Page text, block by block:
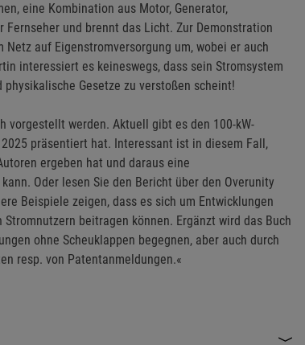
eine Kombination aus Motor, Generator,
und brennt das Licht. Zur Demonstration
auf Eigenstromversorgung um, wobei er auch
interessiert es keineswegs, dass sein Stromsystem
Gesetze zu verstoßen scheint!
vorgestellt werden. Aktuell gibt es den 100-kW-
präsentiert hat. Interessant ist in diesem Fall,
ergeben hat und daraus eine
Oder lesen Sie den Bericht über den Overunity
Beispiele zeigen, dass es sich um Entwicklungen
beitragen können. Ergänzt wird das Buch
ohne Scheuklappen begegnen, aber auch durch
resp. von Patentanmeldungen.«